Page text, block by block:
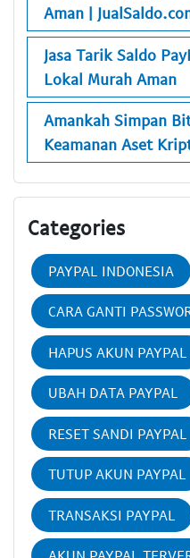
Aman |
Jasa Tarik Saldo
Lokal Murah Aman
Amankah Simpan
Keamanan Aset
Categories
PAYPAL INDONESIA
CARA GANTI
HAPUS AKUN PAYPAL
UBAH DATA PAYPAL
RESET SANDI PAYPAL
TUTUP AKUN PAYPAL
TRANSAKSI PAYPAL